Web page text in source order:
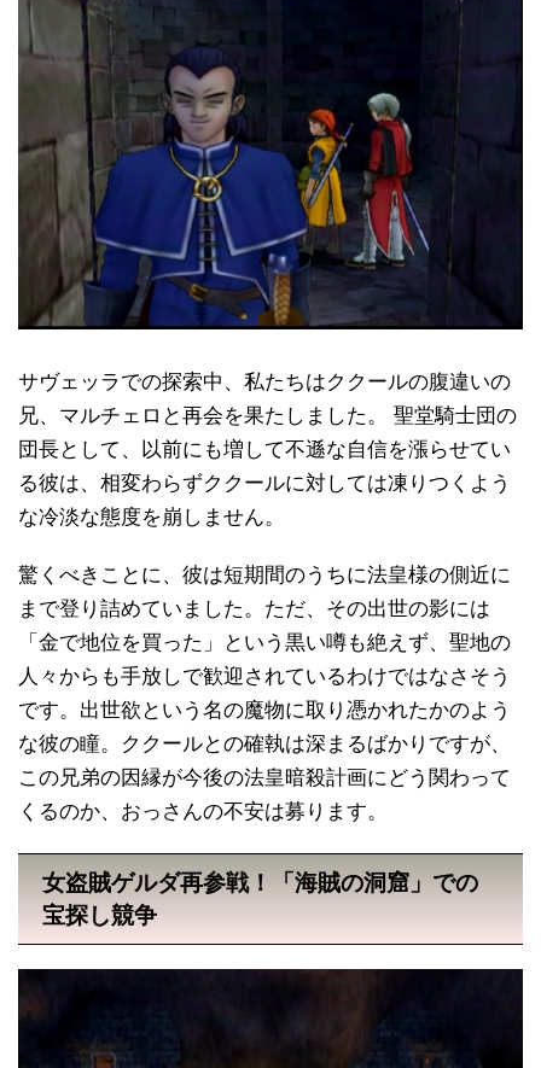
サヴェッラでの探索中、私たちはククールの腹違いの
兄、マルチェロと再会を果たしました。 聖堂騎士団の
団長として、以前にも増して不遜な自信を漲らせてい
る彼は、相変わらずククールに対しては凍りつくよう
な冷淡な態度を崩しません。
驚くべきことに、彼は短期間のうちに法皇様の側近に
まで登り詰めていました。ただ、その出世の影には
「金で地位を買った」という黒い噂も絶えず、聖地の
人々からも手放しで歓迎されているわけではなさそう
です。出世欲という名の魔物に取り憑かれたかのよう
な彼の瞳。ククールとの確執は深まるばかりですが、
この兄弟の因縁が今後の法皇暗殺計画にどう関わって
くるのか、おっさんの不安は募ります。
女盗賊ゲルダ再参戦！「海賊の洞窟」での
宝探し競争